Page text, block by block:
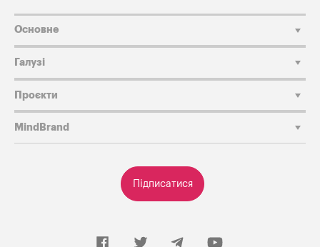
Підписатися
Основне
Галузі
Проєкти
MindBrand